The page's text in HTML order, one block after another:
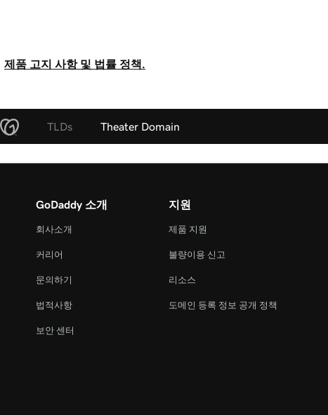
제품 고지 사항 및 법률 정책.
TLDs Theater Domain
GoDaddy 소개
회사소개
커리어
문의하기
법적사항
보안 센터
지원
제품 지원
불량이용 신고
리소스
도메인 등록 정보 공개 정책